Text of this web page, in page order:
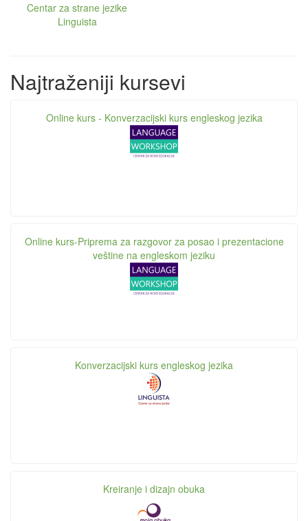
Centar za strane jezike
Linguista
Najtraženiji kursevi
Online kurs - Konverzacijski kurs engleskog jezika
Online kurs-Priprema za razgovor za posao i prezentacione
veštine na engleskom jeziku
Konverzacijski kurs engleskog jezika
Kreiranje i dizajn obuka